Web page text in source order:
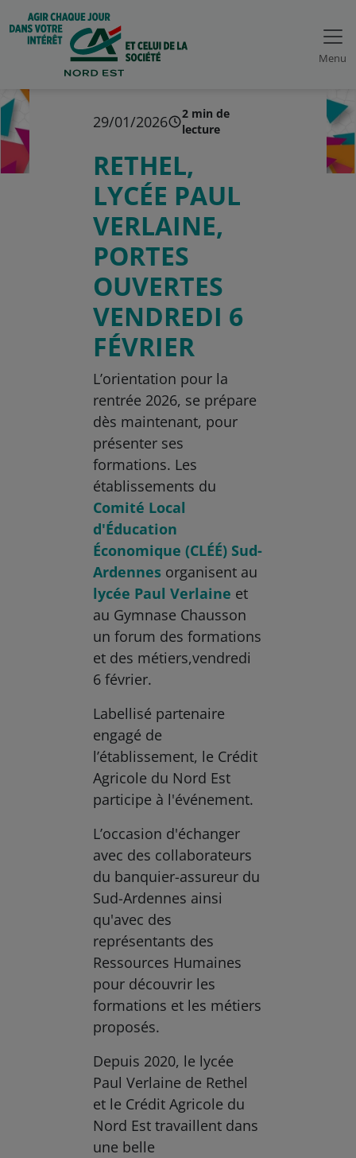
Menu
29/01/2026
2 min de
lecture
RETHEL,
LYCÉE PAUL
VERLAINE,
PORTES
OUVERTES
VENDREDI 6
FÉVRIER
L’orientation pour la
rentrée 2026, se prépare
dès maintenant, pour
présenter ses
formations. Les
établissements du
Comité Local
d'Éducation
Économique (CLÉÉ) Sud-
Ardennes organisent au
lycée Paul Verlaine et
au Gymnase Chausson
un forum des formations
et des métiers,vendredi
6 février.
Labellisé partenaire
engagé de
l’établissement, le Crédit
Agricole du Nord Est
participe à l'événement.
L’occasion d'échanger
avec des collaborateurs
du banquier-assureur du
Sud-Ardennes ainsi
qu'avec des
représentants des
Ressources Humaines
pour découvrir les
formations et les métiers
proposés.
Depuis 2020, le lycée
Paul Verlaine de Rethel
et le Crédit Agricole du
Nord Est travaillent dans
une belle